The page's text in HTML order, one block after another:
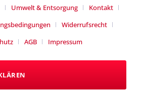
Umwelt & Entsorgung
Kontakt
Widerrufsrecht
AGB Impressum